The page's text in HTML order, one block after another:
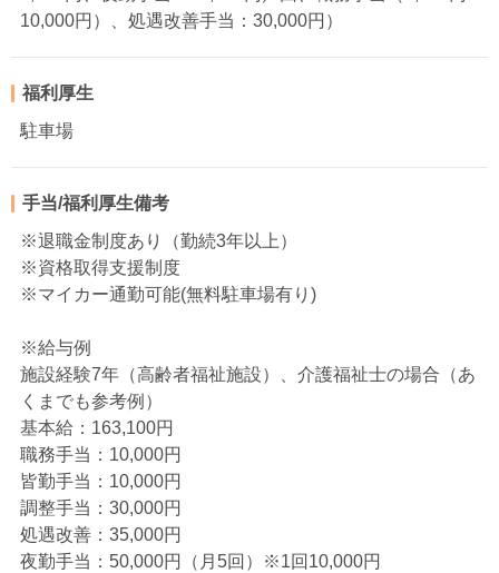
10,000円）、処遇改善手当：30,000円）
福利厚生
駐車場
手当/福利厚生備考
※退職金制度あり（勤続3年以上）
※資格取得支援制度
※マイカー通勤可能(無料駐車場有り)
※給与例
施設経験7年（高齢者福祉施設）、介護福祉士の場合（あ
くまでも参考例）
基本給：163,100円
職務手当：10,000円
皆勤手当：10,000円
調整手当：30,000円
処遇改善：35,000円
夜勤手当：50,000円（月5回）※1回10,000円